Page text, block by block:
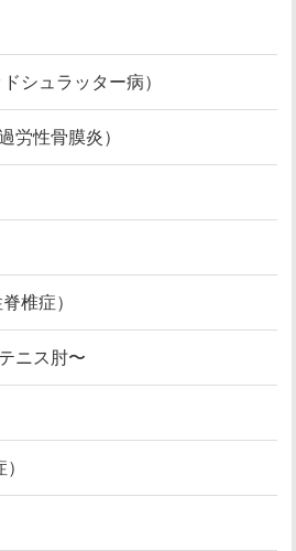
シュラッター病）
労性骨膜炎）
椎症）
ニス肘〜